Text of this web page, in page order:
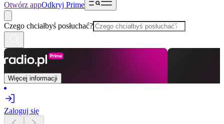
Otwórz appOdkryj Prime
Czego chciałbyś posłuchać?
Więcej informacji
Zaloguj się